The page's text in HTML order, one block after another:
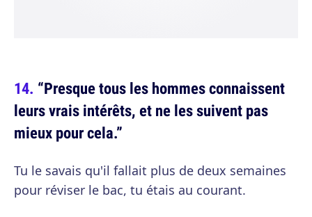
“Presque tous les hommes connaissent
leurs vrais intérêts, et ne les suivent pas
mieux pour cela.”
Tu le savais qu'il fallait plus de deux semaines
pour réviser le bac, tu étais au courant.